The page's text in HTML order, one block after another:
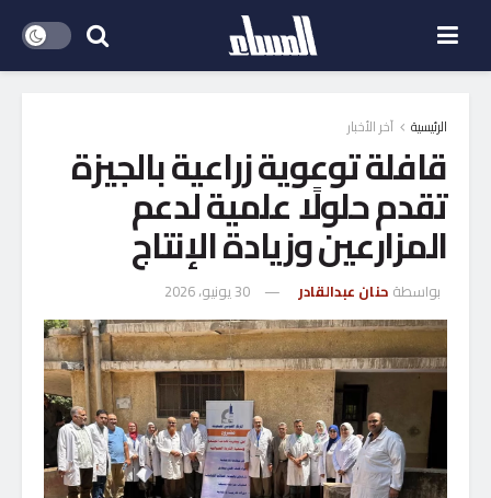
الرئيسية آخر الأخبار
قافلة توعوية زراعية بالجيزة
تقدم حلولًا علمية لدعم
المزارعين وزيادة الإنتاج
بواسطة حنان عبدالقادر 30 يونيو، 2026